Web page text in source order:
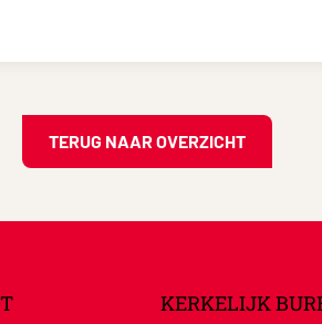
TERUG NAAR OVERZICHT
KERKELIJK